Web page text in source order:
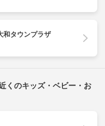
和タウンプラザ
くのキッズ・ベビー・お